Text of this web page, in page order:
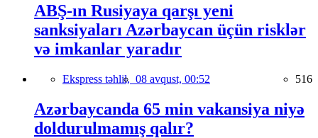
ABŞ-ın Rusiyaya qarşı yeni
sanksiyaları Azərbaycan üçün risklər
və imkanlar yaradır
Ekspress təhlil, 08 avqust, 00:52 516
Azərbaycanda 65 min vakansiya niyə
doldurulmamış qalır?